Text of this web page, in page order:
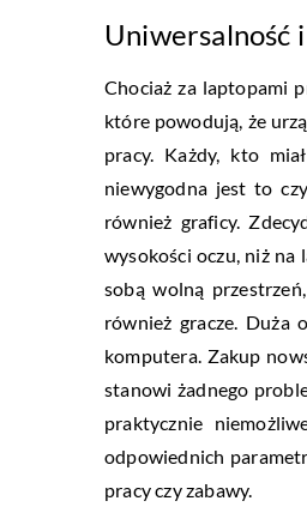
Uniwersalność
Chociaż za laptopami
które powodują, że
pracy. Każdy, kto
niewygodna jest to
również graficy.
wysokości oczu, niż na
sobą wolną
również gracze. Duża
komputera. Zakup
stanowi żadnego
praktycznie
odpowiednich
pracy czy zabawy.